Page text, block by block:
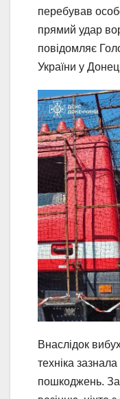
перебував
прямий удар
повідомляє
України у
Внаслідок
техніка
пошкоджень.